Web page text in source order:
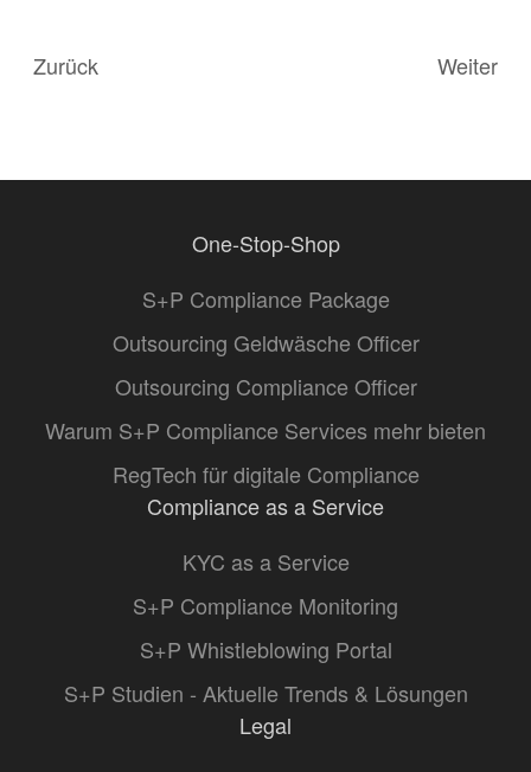
Zurück Weiter
One-Stop-Shop
S+P Compliance Package
Outsourcing Geldwäsche Officer
Outsourcing Compliance Officer
Warum S+P Compliance Services mehr bieten
RegTech für digitale Compliance
Compliance as a Service
KYC as a Service
S+P Compliance Monitoring
S+P Whistleblowing Portal
S+P Studien - Aktuelle Trends & Lösungen
Legal